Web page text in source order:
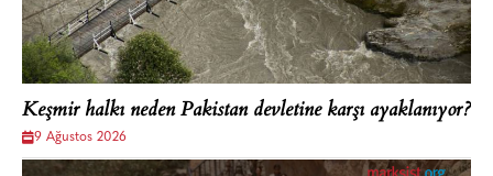
Keşmir halkı neden Pakistan devletine karşı ayaklanıyor?
9 Ağustos 2026